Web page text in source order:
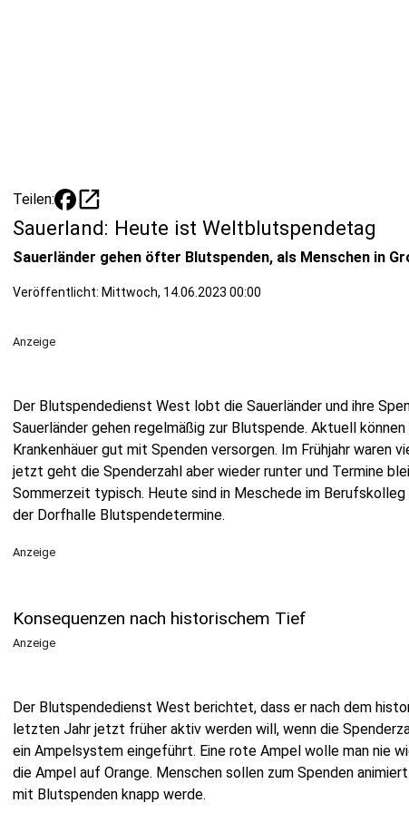
Teilen: open_in_new
Sauerland: Heute ist Weltblutspendetag
Sauerländer gehen öfter Blutspenden, als Menschen in
Veröffentlicht: Mittwoch, 14.06.2023 00:00
Anzeige
Der Blutspendedienst West lobt die Sauerländer und ihre
Sauerländer gehen regelmäßig zur Blutspende. Aktuell
Krankenhäuer gut mit Spenden versorgen. Im Frühjahr waren
jetzt geht die Spenderzahl aber wieder runter und Termine
Sommerzeit typisch. Heute sind in Meschede im Berufskolleg
der Dorfhalle Blutspendetermine.
Anzeige
Konsequenzen nach historischem Tief
Anzeige
Der Blutspendedienst West berichtet, dass er nach dem
letzten Jahr jetzt früher aktiv werden will, wenn die
ein Ampelsystem eingeführt. Eine rote Ampel wolle man nie
die Ampel auf Orange. Menschen sollen zum Spenden
mit Blutspenden knapp werde.